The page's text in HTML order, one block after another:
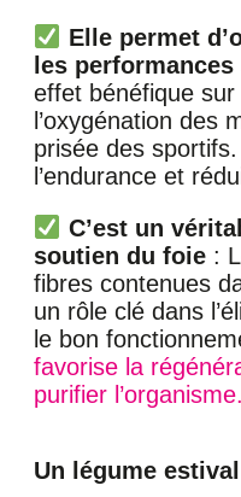
Elle permet
les
effet bénéfique
l’oxygénation des
prisée des
l’endurance et
C’est un
soutien du foie :
fibres contenues
un rôle clé dans
le bon
favorise la
purifier l’organisme.
Un légume